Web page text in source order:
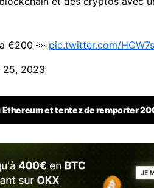
€200 👀 pic.twitter.com/
25, 2023
et tentez de remporter